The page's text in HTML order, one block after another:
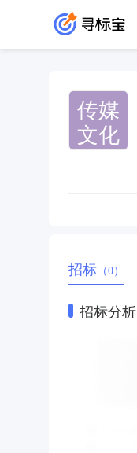
传媒
文化
招标 （0）
招标分析